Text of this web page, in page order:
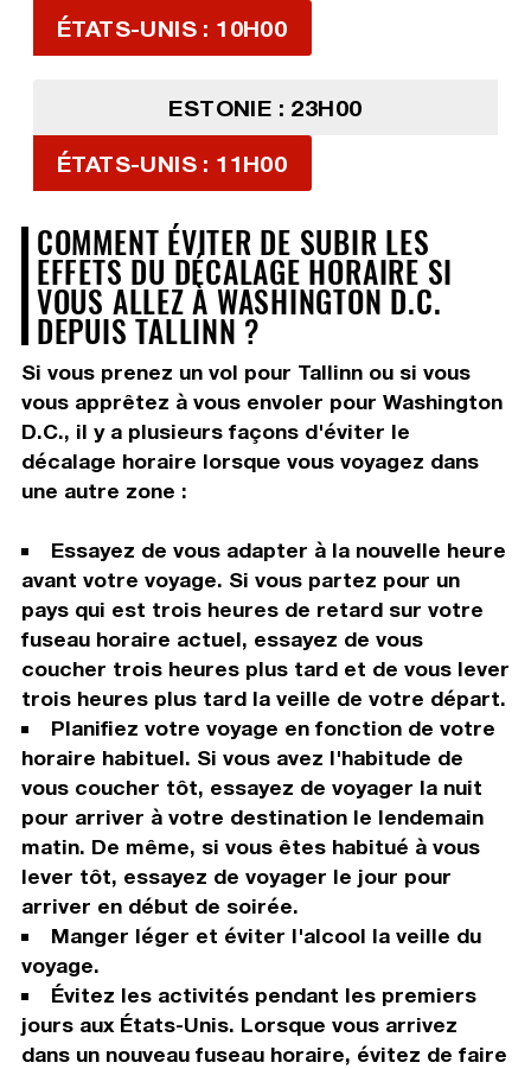
ÉTATS-UNIS : 10H00
ESTONIE : 23H00
ÉTATS-UNIS : 11H00
COMMENT ÉVITER DE SUBIR LES
EFFETS DU DÉCALAGE HORAIRE SI
VOUS ALLEZ À WASHINGTON D.C.
DEPUIS TALLINN ?
Si vous prenez un vol pour Tallinn ou si vous
vous apprêtez à vous envoler pour Washington
D.C., il y a plusieurs façons d'éviter le
décalage horaire lorsque vous voyagez dans
une autre zone :
Essayez de vous adapter à la nouvelle heure
avant votre voyage. Si vous partez pour un
pays qui est trois heures de retard sur votre
fuseau horaire actuel, essayez de vous
coucher trois heures plus tard et de vous lever
trois heures plus tard la veille de votre départ.
Planifiez votre voyage en fonction de votre
horaire habituel. Si vous avez l'habitude de
vous coucher tôt, essayez de voyager la nuit
pour arriver à votre destination le lendemain
matin. De même, si vous êtes habitué à vous
lever tôt, essayez de voyager le jour pour
arriver en début de soirée.
Manger léger et éviter l'alcool la veille du
voyage.
Évitez les activités pendant les premiers
jours aux États-Unis. Lorsque vous arrivez
dans un nouveau fuseau horaire, évitez de faire